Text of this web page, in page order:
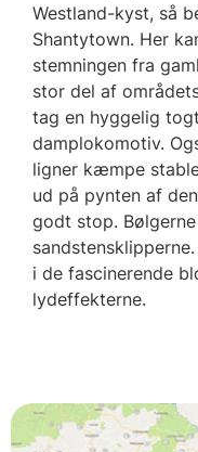
Westland-kyst, så
Shantytown. Her
stemningen fra
stor del af
tag en hyggelig
damplokomotiv.
ligner kæmpe
ud på pynten af
godt stop.
i de fascinerende
lydeffekterne.